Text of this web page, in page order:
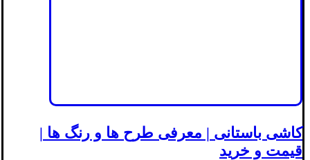
کاشی باستانی | معرفی طرح ها و رنگ ها |
قیمت و خرید